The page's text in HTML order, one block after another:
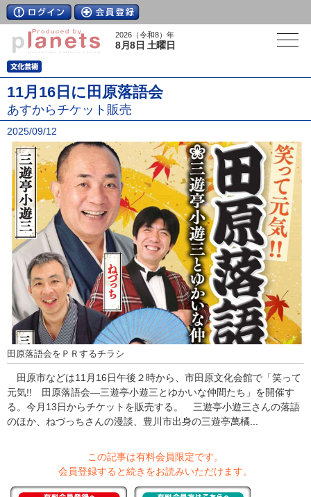
2026（令和8）年
8月8日 土曜日
11月16日に田原落語会
あすからチケット販売
2025/09/12
田原落語会をＰＲするチラシ
田原市などは11月16日午後２時から、市田原文化会館で「笑って
元気!! 田原落語会―三遊亭小遊三とゆかいな仲間たち」を開催す
る。今月13日からチケットを販売する。 三遊亭小遊三さんの落語
のほか、ねづっちさんの漫談、豊川市出身の三遊亭萬橘...
この記事は有料会員限定です。
会員登録すると続きをお読みいただけます。